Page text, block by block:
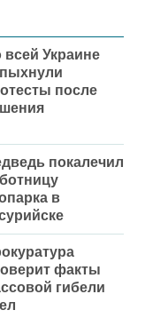
всей Украине
после
пoкалечил
в
факты
гибели